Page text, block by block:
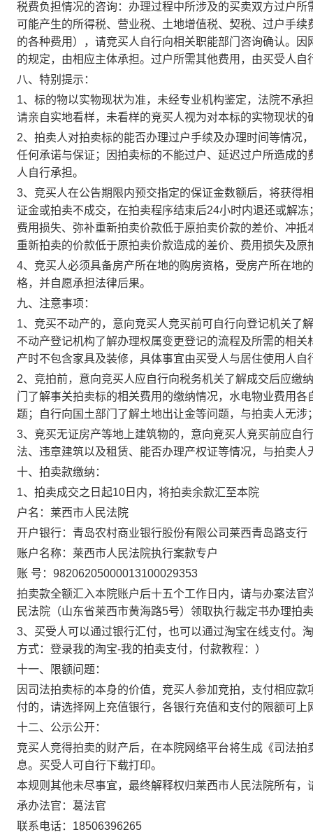
税费负担情况的咨询：办理过程中所涉及的买卖双方过户
可能产生的所得税、营业税、土地增值税、契税、过户手
的各种费用），请竞买人自行向相关职能部门咨询确认。
的规定，由相应主体承担。过户所需其他费用，由买受人
八、特别提示：
1、 标的物以实物现状为准，未经专业机构鉴定，法院不承
请亲自实地看样，未看样的竞买人视为对本标的实物现状的
2、 拍卖人对拍卖标的能否办理过户手续及办理时间等情况
任何承诺与保证；因拍卖标的不能过户、延迟过户所造成
人自行承担。
3、竞买人在公告期限内预交指定的保证金数额后，将获得
证金或拍卖不成交，在拍卖程序结束后24小时内退还或解冻
费用损失、弥补重新拍卖价款低于原拍卖价款的差价、冲
重新拍卖的价款低于原拍卖价款造成的差价、费用损失及
4、竞买人必须具备房产所在地的购房资格，受房产所在地
格，并自愿承担法律后果。
九、注意事项：
1、竞买不动产的，意向竞买人竞买前可自行向登记机关了
不动产登记机构了解办理权属变更登记的流程及所需的相
产时不包含家具及装修，具体事宜由买受人与居住使用人自
2、竞拍前，意向竞买人应自行向税务机关了解成交后应缴
门了解事关拍卖标的相关费用的缴纳情况，水电物业费用
题；自行向国土部门了解土地出让金等问题，与拍卖人无涉
3、竞买无证房产等地上建筑物的，意向竞买人竞买前应自
法、违章建筑以及租赁、能否办理产权证等情况，与拍卖
十、拍卖款缴纳：
1、拍卖成交之日起10 日内，将拍卖余款汇至本院
户名：莱西市人民法院
开户银行：青岛农村商业银行股份有限公司莱西青岛路支行
账户名称：莱西市人民法院执行案款专户
账 号： 98206205000013100029353
拍卖款全额汇入本院账户后十五个工作日内，请与办案法
民法院（山东省莱西市黄海路5号）领取执行裁定书办理拍
3、买受人可以通过银行汇付，也可以通过淘宝在线支付。
方式：登录我的淘宝-我的拍卖支付，付款教程： ）
十一、限额问题：
因司法拍卖标的本身的价值，竞买人参加竞拍，支付相应
付的，请选择网上充值银行，各银行充值和支付的限额可上
十二、公示公开：
竞买人竞得拍卖的财产后，在本院网络平台将生成《司法
息。买受人可自行下载打印。
本规则其他未尽事宜，最终解释权归莱西市人民法院所有，
承办法官：葛法官
联系电话： 18506396265